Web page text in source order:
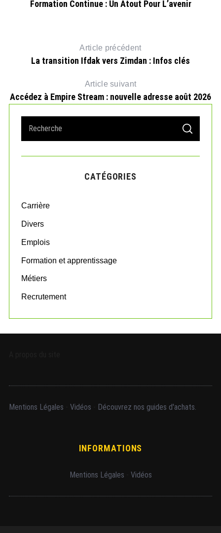
Formation Continue : Un Atout Pour L’avenir
Article précédent
La transition Ifdak vers Zimdan : Infos clés
Article suivant
Accédez à Empire Stream : nouvelle adresse août 2026
a
r
o
:
S
A
C
CATÉGORIES
Carrière
Divers
Emplois
Formation et apprentissage
Métiers
Recrutement
Mentions Légales Vidéos Découvrez nos guides d'achats.
INFORMATIONS
Mentions Légales Vidéos